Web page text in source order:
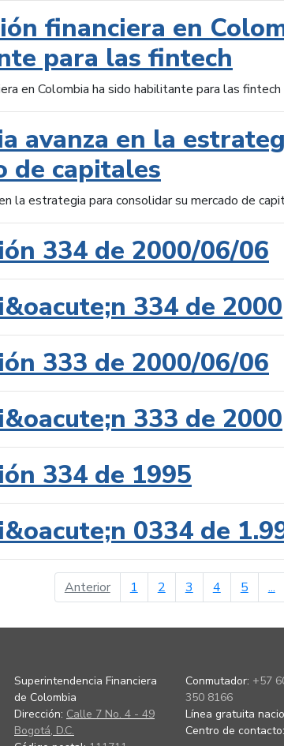
financiera en
para las fintech
en Colombia ha sido habilitante para las fintech
avanza en la
de capitales
la estrategia para consolidar su mercado de
334 de 2000/06/06
334 de 2000
333 de 2000/06/06
333 de 2000
334 de 1995
0334 de
Anteriorpágina anterior
1 2 3 4 5 ...
Superintendencia Financiera
de Colombia
Dirección: Calle 7 No. 4 - 49
Bogotá, D.C.
Conmutador: +57
350 8166
Línea gratuita
Centro de contacto: